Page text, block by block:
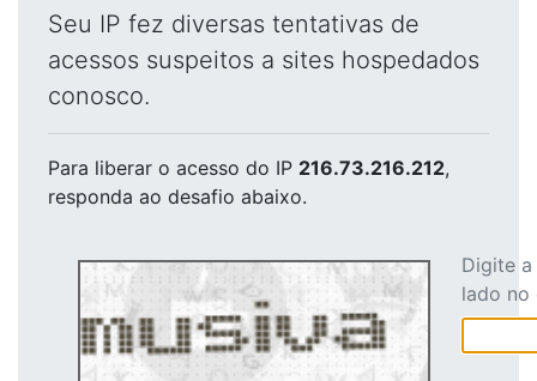
Seu IP fez diversas tentativas de
acessos suspeitos a sites hospedados
conosco.
Para liberar o acesso do IP 216.73.216.212,
responda ao desafio abaixo.
Digite
lado no